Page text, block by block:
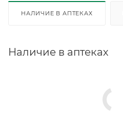
НАЛИЧИЕ В АПТЕКАХ
Наличие в аптеках